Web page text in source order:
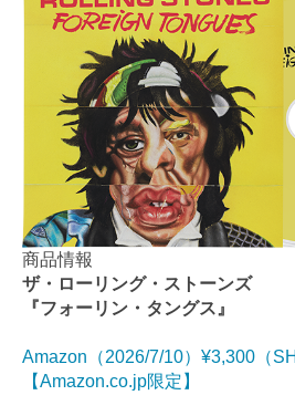
商品情報
ザ・ローリング・ストーンズ
『フォーリン・タングス』
Amazon（2026/7/10）¥3,300（
【Amazon.co.jp限定】